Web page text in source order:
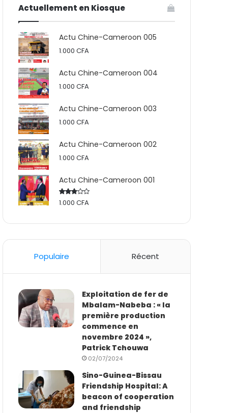
Actuellement en Kiosque
Actu Chine-Cameroon 005
1.000CFA
Actu Chine-Cameroon 004
1.000CFA
Actu Chine-Cameroon 003
1.000CFA
Actu Chine-Cameroon 002
1.000CFA
Actu Chine-Cameroon 001
Rated
1.000CFA
Populaire Récent
Exploitation de fer de
Mbalam-Nabeba : « la
première production
commence en
novembre 2024 »,
Patrick Tchouwa
02/07/2024
Sino-Guinea-Bissau
Friendship Hospital: A
beacon of cooperation
and friendship